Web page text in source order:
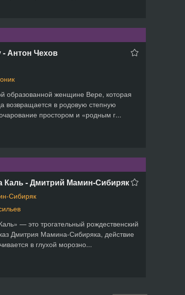
Антон Чехов
образованной женщине Вере, которая
возвращается в родовую степную
простором и «родным г...
Каль - Дмитрий Мамин-Сибиряк
Сибиряк
— это трогательный рождественский
Дмитрия Мамина-Сибиряка, действие
в глухой морозно...